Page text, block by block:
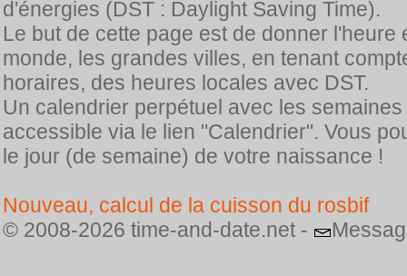
d'énergies (DST : Daylight Saving Time).
Le but de cette page est de donner
monde, les grandes villes, en tenant
horaires, des heures locales avec DST.
Un calendrier perpétuel avec les
accessible via le lien "Calendrier". Vous
le jour (de semaine) de votre naissance !
Nouveau, calcul de la cuisson du rosbif
© 2008-2026 time-and-date.net -